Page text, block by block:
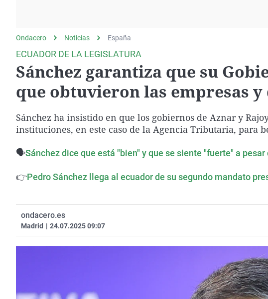
Como el perro y elEquipo de investigación
Operación Viuda
Negra
País Vasco
Ondacero Noticias España
ECUADOR DE LA LEGISLATURA
Sánchez garantiza que su
que obtuvieron las empresas
Sánchez ha insistido en que los gobiernos de Aznar y
instituciones, en este caso de la Agencia Tributaria, para
🗣️Sánchez dice que está "bien" y que se siente "fuerte" a
👉Pedro Sánchez llega al ecuador de su segundo mandato
ondacero.es
Madrid | 24.07.2025 09:07